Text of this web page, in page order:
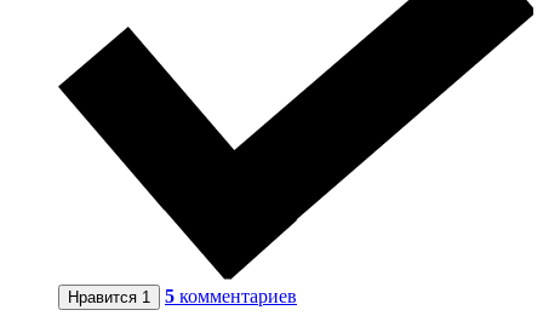
Нравится 1 5 комментариев